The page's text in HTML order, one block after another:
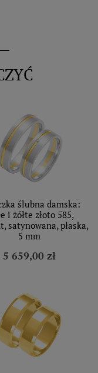
ślubna damska:
i żółte złoto 585,
satynowana, płaska,
5 mm
5 659,00 zł